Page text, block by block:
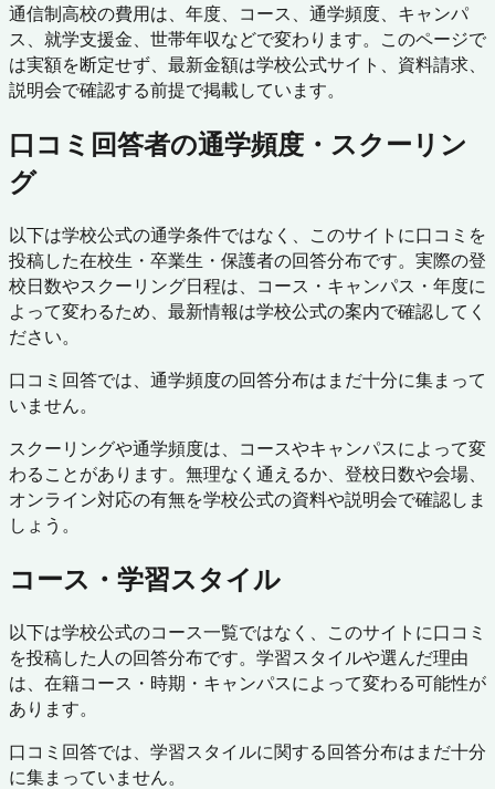
通信制高校の費用は、年度、コース、通学頻度、キャンパ
ス、就学支援金、世帯年収などで変わります。このページで
は実額を断定せず、最新金額は学校公式サイト、資料請求、
説明会で確認する前提で掲載しています。
口コミ回答者の通学頻度・スクーリン
グ
以下は学校公式の通学条件ではなく、このサイトに口コミを
投稿した在校生・卒業生・保護者の回答分布です。実際の登
校日数やスクーリング日程は、コース・キャンパス・年度に
よって変わるため、最新情報は学校公式の案内で確認してく
ださい。
口コミ回答では、通学頻度の回答分布はまだ十分に集まって
いません。
スクーリングや通学頻度は、コースやキャンパスによって変
わることがあります。無理なく通えるか、登校日数や会場、
オンライン対応の有無を学校公式の資料や説明会で確認しま
しょう。
コース・学習スタイル
以下は学校公式のコース一覧ではなく、このサイトに口コミ
を投稿した人の回答分布です。学習スタイルや選んだ理由
は、在籍コース・時期・キャンパスによって変わる可能性が
あります。
口コミ回答では、学習スタイルに関する回答分布はまだ十分
に集まっていません。